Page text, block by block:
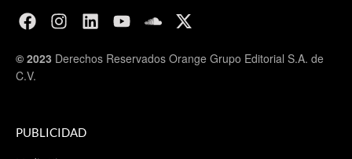
© 2023 Derechos Reservados Orange Grupo Editorial S.A. de
C.V.
PUBLICIDAD